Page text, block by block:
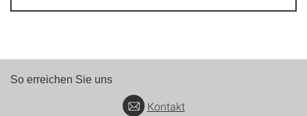
So erreichen Sie uns
Kontakt